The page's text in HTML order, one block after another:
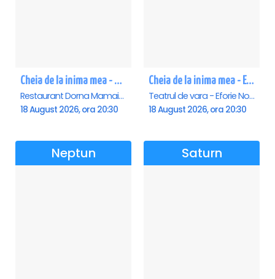
Cheia de la inima mea - Mamaia
Restaurant Dorna Mamaia, Mamaia
18 August 2026, ora 20:30
Cheia de la inima mea - Eforie Nord
Teatrul de vara - Eforie Nord, Eforie-Nord
18 August 2026, ora 20:30
Neptun Saturn